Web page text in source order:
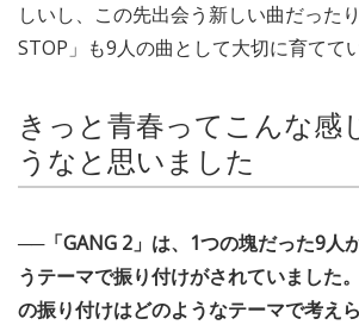
しいし、この先出会う新しい曲だった
STOP」も9人の曲として大切に育てて
きっと青春ってこんな感
うなと思いました
──「GANG 2」は、1つの塊だった9人
うテーマで振り付けがされていました
の振り付けはどのようなテーマで考え